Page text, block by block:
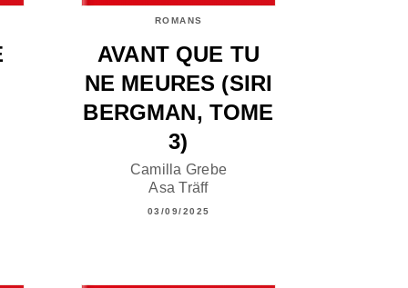
ROMANS
AVANT QUE TU
NE MEURES (SIRI
BERGMAN, TOME
3)
Camilla Grebe
Asa Träff
03/09/2025